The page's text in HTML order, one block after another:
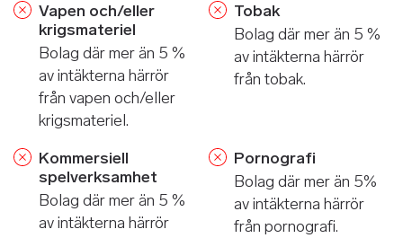
Vapen och/eller
krigsmateriel
Bolag där mer än 5 %
av intäkterna härrör
från vapen och/eller
krigsmateriel.
Tobak
Bolag där mer än 5 %
av intäkterna härrör
från tobak.
Kommersiell
spelverksamhet
Bolag där mer än 5 %
av intäkterna härrör
Pornografi
Bolag där mer än 5%
av intäkterna härrör
från pornografi.